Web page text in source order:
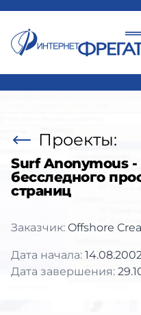
Проекты:
Surf Anonymous
бесследного
страниц
Заказчик: Offshore
Дата начала:
Дата завершения: